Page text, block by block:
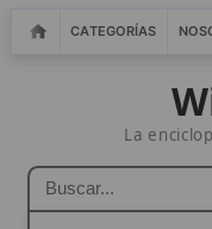
CATEGORÍAS
La
A B C D